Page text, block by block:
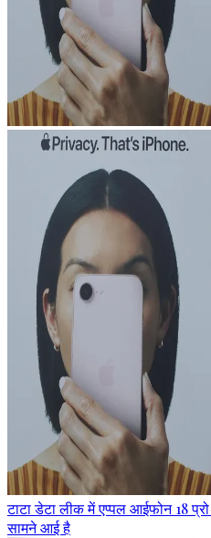
टाटा डेटा लीक में एप्पल आईफोन 18
सामने आई है